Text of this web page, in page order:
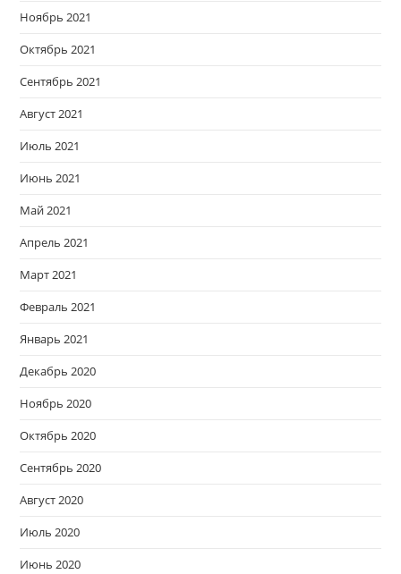
Ноябрь 2021
Октябрь 2021
Сентябрь 2021
Август 2021
Июль 2021
Июнь 2021
Май 2021
Апрель 2021
Март 2021
Февраль 2021
Январь 2021
Декабрь 2020
Ноябрь 2020
Октябрь 2020
Сентябрь 2020
Август 2020
Июль 2020
Июнь 2020